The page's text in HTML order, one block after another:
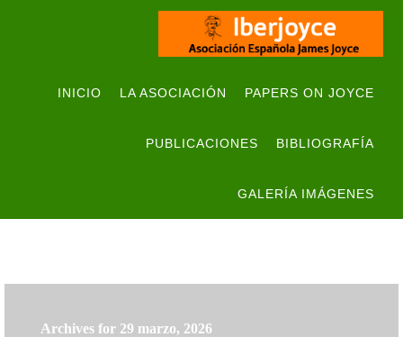
INICIO LA ASOCIACIÓN PAPERS ON JOYCE
PUBLICACIONES BIBLIOGRAFÍA
GALERÍA IMÁGENES
Archives for 29 marzo, 2026